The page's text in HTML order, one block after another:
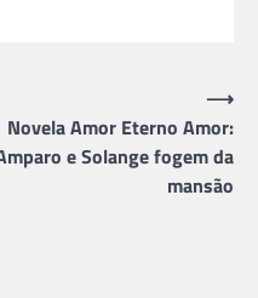
Novela Amor Eterno Amor:
e Solange fogem da
mansão
⟶